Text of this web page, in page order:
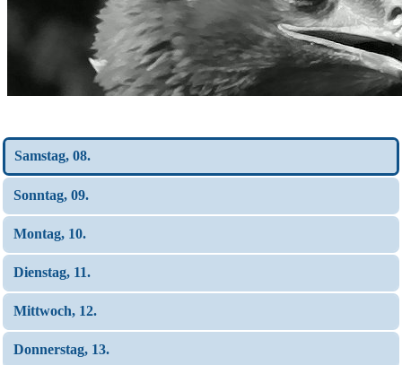
Samstag, 08.
Sonntag, 09.
Montag, 10.
Dienstag, 11.
Mittwoch, 12.
Donnerstag, 13.